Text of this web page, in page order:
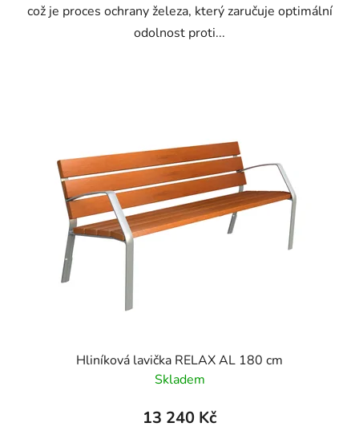
což je proces ochrany železa, který zaručuje optimální
odolnost proti...
Hliníková lavička RELAX AL 180 cm
Skladem
13 240 Kč